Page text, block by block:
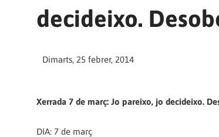
decideixo.
Dimarts, 25 febrer, 2014
Xerrada 7 de març: Jo pareixo, jo decideixo.
DIA: 7 de març